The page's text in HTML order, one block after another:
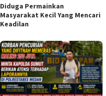
Diduga Permainkan
Masyarakat Kecil Yang Mencari
Keadilan